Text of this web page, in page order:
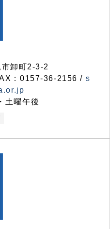
卸町2-3-2
：0157-36-2156 / s
土曜午後